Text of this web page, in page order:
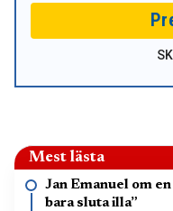
Mest lästa
Jan Emanuel om
bara sluta illa”